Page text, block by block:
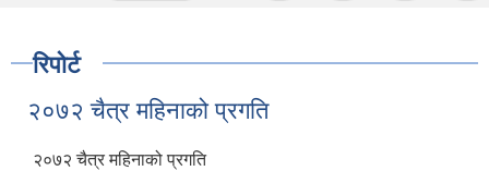
रिपोर्ट
२०७२ चैत्र महिनाको प्रगति
२०७२ चैत्र महिनाको प्रगति